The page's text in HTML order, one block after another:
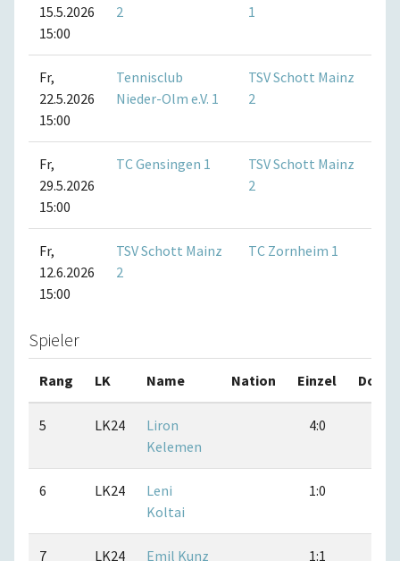
15.5.2026
15:00
2
1
Fr,
22.5.2026
15:00
Tennisclub
Nieder-Olm e.V. 1
TSV Schott Mainz
2
Fr,
29.5.2026
15:00
TC Gensingen 1
TSV Schott Mainz
2
Fr,
12.6.2026
15:00
TSV Schott Mainz
2
TC Zornheim 1
Spieler
Rang LK Name Nation Einzel
5 LK24
Liron
Kelemen
4:0
6 LK24
Leni
Koltai
1:0
7 LK24 Emil Kunz 1:1